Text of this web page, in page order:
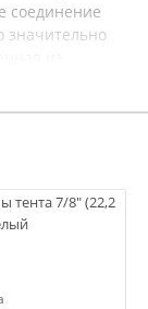
соединение
значительно
к
Благодаря
для
отличным
рыбалки.
тента 7/8" (22,2